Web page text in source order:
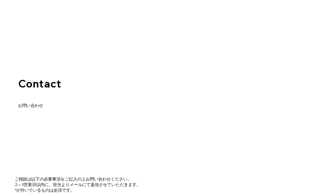
お問い合わせ
Contact
ご相談は以下の必要事項をご記入の上お問い合わせください。
2～3営業日以内に、担当よりメールにて返信させていただきます。
*が付いているものは必須です。